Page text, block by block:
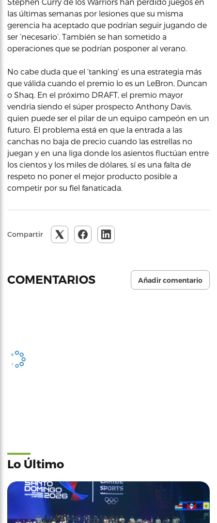
las últimas semanas por lesiones que su misma
gerencia ha aceptado que podrían seguir jugando de
ser ‘necesario’. También se han sometido a
operaciones que se podrían posponer al verano.
No cabe duda que el ‘tanking’ es una estrategia más
que válida cuando el premio lo es un LeBron, Duncan
o Shaq. En el próximo DRAFT, el premio mayor
vendría siendo el súper prospecto Anthony Davis,
quien puede ser el pilar de un equipo campeón en un
futuro. El problema está en que la entrada a las
canchas no baja de precio cuando las estrellas no
juegan y en una liga donde los asientos fluctúan entre
los cientos y los miles de dólares, sí es una falta de
respeto no poner el mejor producto posible a
competir por su fiel fanaticada.
Compartir
COMENTARIOS Añadir comentario
Lo Último